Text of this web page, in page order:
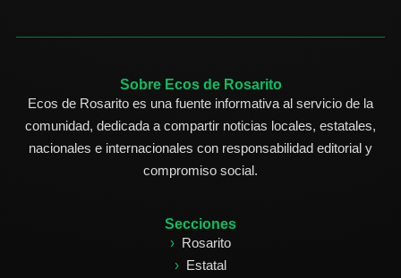
Sobre Ecos de Rosarito
Ecos de Rosarito es una fuente informativa al servicio de la
comunidad, dedicada a compartir noticias locales, estatales,
nacionales e internacionales con responsabilidad editorial y
compromiso social.
Secciones
Rosarito
Estatal